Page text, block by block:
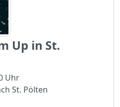
Up in St.
Uhr
St. Pölten